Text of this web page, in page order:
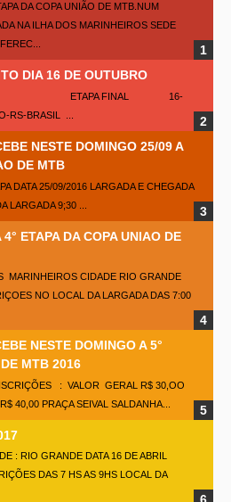
DA COPA UNIÃO DE MTB.NUM
NA ILHA DOS MARINHEIROS SEDE
DIA 16 DE OUTUBRO
Bike ETAPA FINAL 16-
RS-BRASIL ...
NESTE DOMINGO 25/09 A
DE MTB
25/09/2016 LARGADA E CHEGADA
LARGADA 9;30 ...
ETAPA DA COPA UNIAO DE
MARINHEIROS CIDADE RIO GRANDE
NO LOCAL DA LARGADA DAS 7:00
NESTE DOMINGO A 5°
MTB 2016
: VALOR GERAL R$ 30,OO
40,00 PRAÇA SEIVAL SALDANHA...
: RIO GRANDE DATA 16 DE ABRIL
DAS 7 HS AS 9HS LOCAL DA